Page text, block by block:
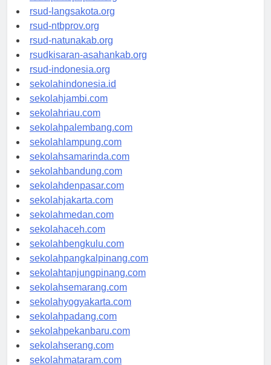
rsudtpi-kepriprov.org
rsud-langsakota.org
rsud-ntbprov.org
rsud-natunakab.org
rsudkisaran-asahankab.org
rsud-indonesia.org
sekolahindonesia.id
sekolahjambi.com
sekolahriau.com
sekolahpalembang.com
sekolahlampung.com
sekolahsamarinda.com
sekolahbandung.com
sekolahdenpasar.com
sekolahjakarta.com
sekolahmedan.com
sekolahaceh.com
sekolahbengkulu.com
sekolahpangkalpinang.com
sekolahtanjungpinang.com
sekolahsemarang.com
sekolahyogyakarta.com
sekolahpadang.com
sekolahpekanbaru.com
sekolahserang.com